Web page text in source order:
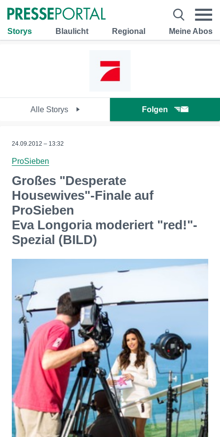
Storys Blaulicht Regional Meine Abos
Alle Storys Folgen
24.09.2012 – 13:32
ProSieben
Großes "Desperate
Housewives"-Finale auf
ProSieben
Eva Longoria moderiert "red!"-
Spezial (BILD)